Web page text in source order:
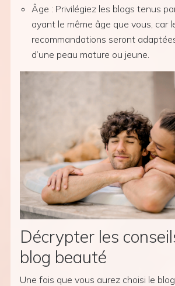
Âge : Privilégiez les blogs tenus
ayant le même âge que vous, car
recommandations seront
d’une peau mature ou jeune.
Décrypter les
blog beauté
Une fois que vous aurez choisi le